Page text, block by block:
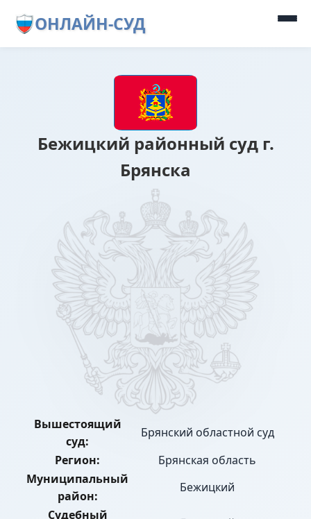
ОНЛАЙН-СУД
Бежицкий районный суд г.
Брянска
Вышестоящий
суд:
Брянский областной суд
Регион:
Брянская область
Муниципальный
район:
Бежицкий
Судебный